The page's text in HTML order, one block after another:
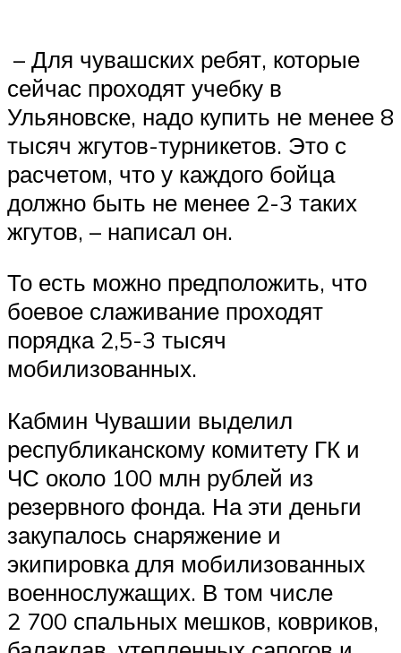
– Для чувашских ребят, которые
сейчас проходят учебку в
Ульяновске, надо купить не менее 8
тысяч жгутов-турникетов. Это с
расчетом, что у каждого бойца
должно быть не менее 2-3 таких
жгутов, – написал он.
То есть можно предположить, что
боевое слаживание проходят
порядка 2,5-3 тысяч
мобилизованных.
Кабмин Чувашии выделил
республиканскому комитету ГК и
ЧС около 100 млн рублей из
резервного фонда. На эти деньги
закупалось снаряжение и
экипировка для мобилизованных
военнослужащих. В том числе
2 700 спальных мешков, ковриков,